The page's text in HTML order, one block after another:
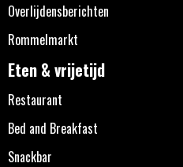
Overlijdensberichten
Rommelmarkt
Eten & vrijetijd
Restaurant
Bed and Breakfast
Snackbar